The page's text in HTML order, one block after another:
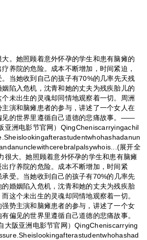
。她照顾着意外怀孕的学生和患有脑瘫的
养院的危险。成本不断增加，时间紧迫，
当她收到自己的孩子有70%的几率先天残
陷入危机，沈青和她的丈夫为残疾胎儿的
未出生的灵魂却同情地观察着一切。周洲
演和脑瘫患者的参与，讲述了一个女人在
见的世界里遵循自己道德的悲痛故事。——
亚洲电影节官网）QingCheniscarryingachil
展开全
很大。她照顾着意外怀孕的学生和患有脑瘫
疗养院的危险。成本不断增加，时间紧
受。当她收到自己的孩子有70%的几率先
婚姻陷入危机，沈青和她的丈夫为残疾胎
这个未出生的灵魂却同情地观察着一切。
强势主演和脑瘫患者的参与，讲述了一个女
偏见的世界里遵循自己道德的悲痛故事。
阪亚洲电影节官网）QingCheniscarrying